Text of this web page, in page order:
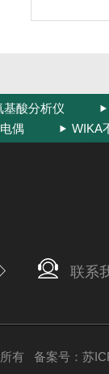
基酸分析仪
偶 WIKA
联系
所有 备案号：苏